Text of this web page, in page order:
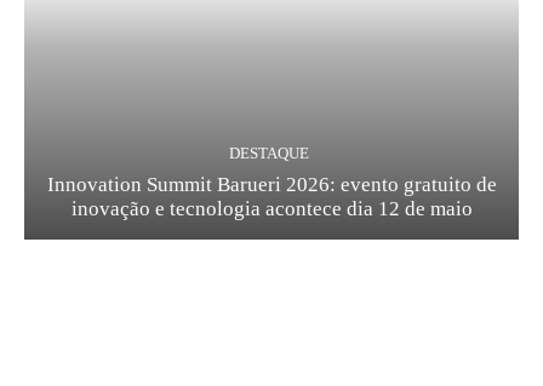
DESTAQUE
Innovation Summit Barueri 2026: evento gratuito de
inovação e tecnologia acontece dia 12 de maio